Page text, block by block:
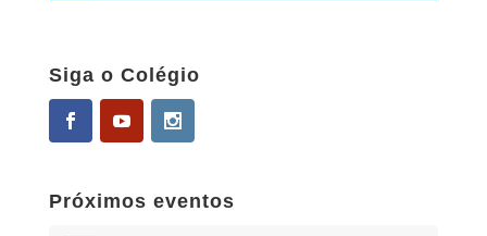
Siga o Colégio
Próximos eventos